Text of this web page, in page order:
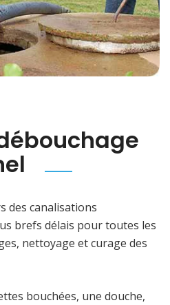
des canalisations
brefs délais pour toutes les
nettoyage et curage des
bouchées, une douche,